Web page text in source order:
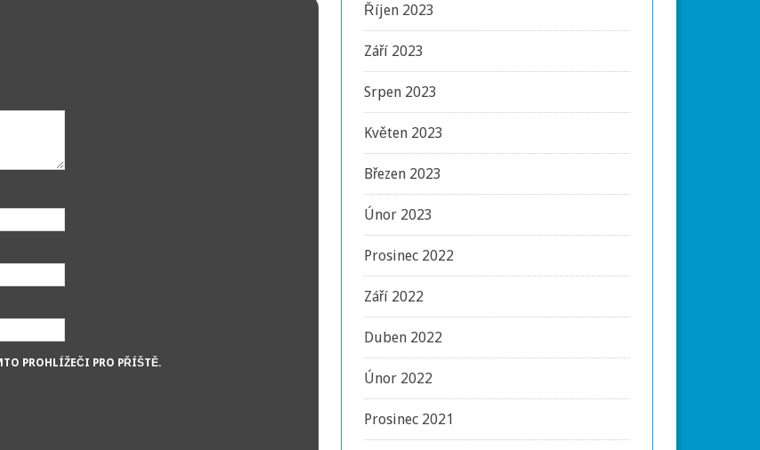
PROHLÍŽEČI PRO PŘÍŠTĚ.
Říjen 2023
Září 2023
Srpen 2023
Květen 2023
Březen 2023
Únor 2023
Prosinec 2022
Září 2022
Duben 2022
Únor 2022
Prosinec 2021